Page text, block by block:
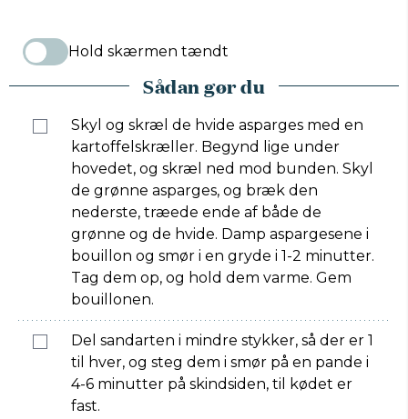
Hold skærmen tændt
Sådan gør du
Skyl og skræl de hvide asparges med en
kartoffelskræller. Begynd lige under
hovedet, og skræl ned mod bunden. Skyl
de grønne asparges, og bræk den
nederste, træede ende af både de
grønne og de hvide. Damp aspargesene i
bouillon og smør i en gryde i 1-2 minutter.
Tag dem op, og hold dem varme. Gem
bouillonen.
Del sandarten i mindre stykker, så der er 1
til hver, og steg dem i smør på en pande i
4-6 minutter på skindsiden, til kødet er
fast.